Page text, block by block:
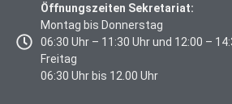
Öffnungszeiten Sekretariat:
Montag bis Donnerstag
06:30 Uhr – 11:30 Uhr und 12:00 –
Freitag
06:30 Uhr bis 12.00 Uhr